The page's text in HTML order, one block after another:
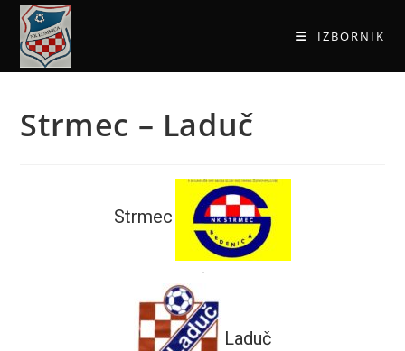
IZBORNIK
Strmec – Laduč
Strmec
-
Laduč